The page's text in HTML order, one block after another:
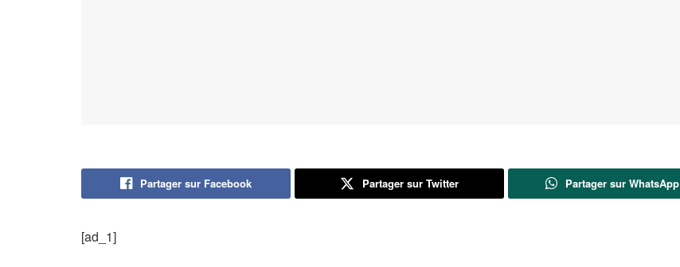
Partager sur Facebook Partager sur Twitter Partager sur WhatsApp
[ad_1]